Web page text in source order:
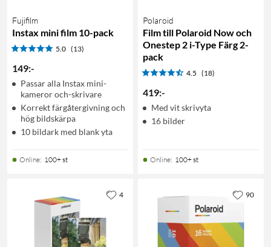
Fujifilm
Instax mini film 10-pack
5.0 (13)
149:-
Passar alla Instax mini-
kameror och-skrivare
Korrekt färgåtergivning och
hög bildskärpa
10 bildark med blank yta
Online: 100+ st
Polaroid
Film till Polaroid Now och
Onestep 2 i-Type Färg 2-
pack
4.5 (18)
419:-
Med vit skrivyta
16 bilder
Online: 100+ st
4 90